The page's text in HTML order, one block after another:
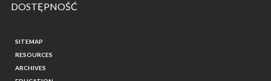
DOSTĘPNOŚĆ
SITEMAP
RESOURCES
ARCHIVES